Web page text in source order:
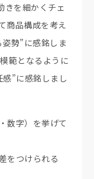
きを細かくチェ
商品構成を考え
勢”に感銘しま
範となるように
”に感銘しまし
数字）を挙げて
をつけられる